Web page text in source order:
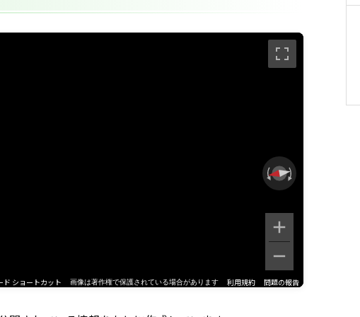
ド ショートカット 画像は著作権で保護されている場合があります 利用規約 問題の報告